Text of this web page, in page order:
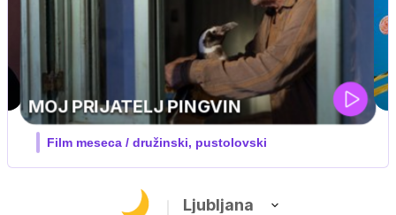
IQ 160
Nova hrvaška serija
Ljubljana